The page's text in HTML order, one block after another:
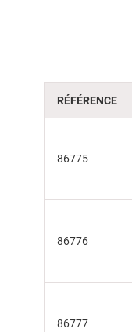
RÉFÉRENCE
86775
86776
86777